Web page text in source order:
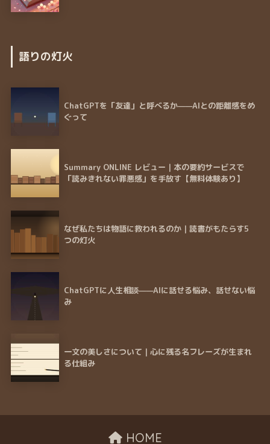
語りの灯火
ChatGPTを「友達」と呼べるか——AIとの距離感をめ
ぐって
Summary ONLINE レビュー｜本の要約サービスで
「読みきれない罪悪感」を手放す【無料体験あり】
なぜ私たちは物語に救われるのか｜読書がもたらす5
つの灯火
ChatGPTに人生相談——AIに話せる悩み、話せない悩
み
一文の美しさについて｜心に残る名フレーズが生まれ
る仕組み
HOME